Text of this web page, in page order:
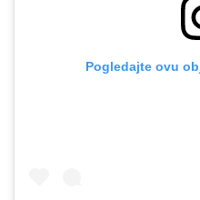
Pogledajte ovu